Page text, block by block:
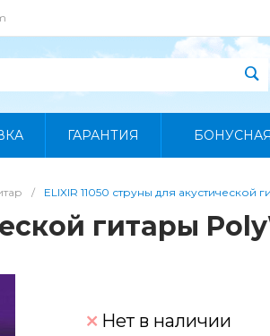
ГАРАНТИЯ
/ ELIXIR 11050 струны для акустической
гитары
Нет в наличии